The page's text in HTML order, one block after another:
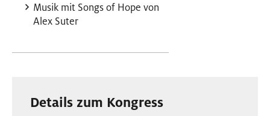
Musik mit Songs of Hope von
Alex Suter
Details zum Kongress